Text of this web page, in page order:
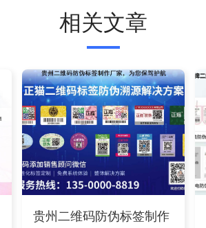
相关文章
贵州二维码防伪标签制作